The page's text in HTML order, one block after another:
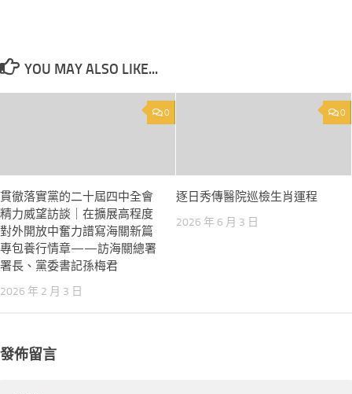
YOU MAY ALSO LIKE...
0
貫徹落實黨的二十屆四中全會
精力威望訪談｜在擴展高程度
對外開放中奮力譜寫海關新篇
專包養行情章——訪海關總署
署長、黨委書記孫梅君
2026 年 2 月 3 日
0
逐日秀傳醫院巡檢生肖運程
2026 年 6 月 3 日
發佈留言